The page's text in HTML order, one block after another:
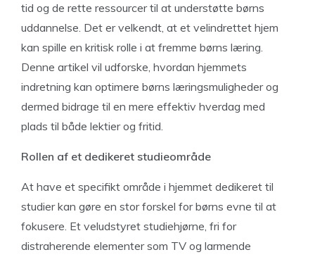
tid og de rette ressourcer til at understøtte børns
uddannelse. Det er velkendt, at et velindrettet hjem
kan spille en kritisk rolle i at fremme børns læring.
Denne artikel vil udforske, hvordan hjemmets
indretning kan optimere børns læringsmuligheder og
dermed bidrage til en mere effektiv hverdag med
plads til både lektier og fritid.
Rollen af et dedikeret studieområde
At have et specifikt område i hjemmet dedikeret til
studier kan gøre en stor forskel for børns evne til at
fokusere. Et veludstyret studiehjørne, fri for
distraherende elementer som TV og larmende